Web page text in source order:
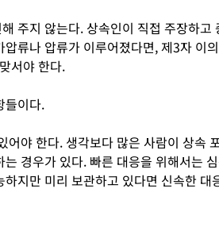
주지 않는다. 상속인이 직접 주장하고
류나 압류가 이루어졌다면, 제3자 이
서야 한다.
들이다.
어야 한다. 생각보다 많은 사람이 상속
경우가 있다. 빠른 대응을 위해서는
지만 미리 보관하고 있다면 신속한 대